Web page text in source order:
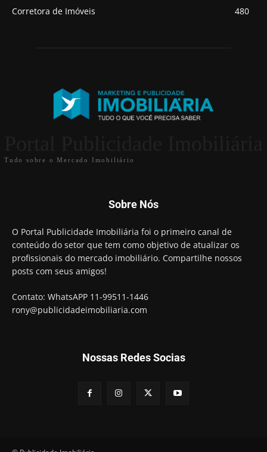
Corretora de Imóveis
480
Tudo sobre o Mercado Imobiliário
Sobre Nós
O Portal Publicidade Imobiliária foi o primeiro canal de
conteúdo do setor que tem como objetivo de atualizar os
profissionais do mercado imobiliário. Compartilhe nossos
posts com seus amigos!
Contato: WhatsAPP 11-99511-1446
rony@publicidadeimobiliaria.com
Nossas Redes Socias